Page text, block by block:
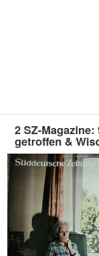
2 SZ-
getroffen &